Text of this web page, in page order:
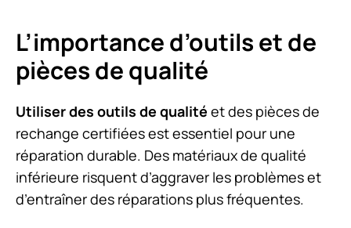
L’importance d’outils et de
pièces de qualité
Utiliser des outils de qualité et des pièces de
rechange certifiées est essentiel pour une
réparation durable. Des matériaux de qualité
inférieure risquent d’aggraver les problèmes et
d’entraîner des réparations plus fréquentes.